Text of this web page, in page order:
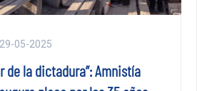
29-05-2025
de la dictadura”: Amnistía